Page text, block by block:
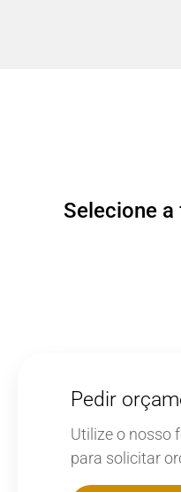
Selecione
Pedir
Utilize o nosso
para solicitar